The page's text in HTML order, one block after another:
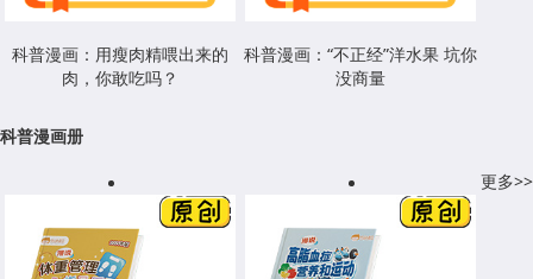
科普漫画：用瘦肉精喂出来的
肉，你敢吃吗？
科普漫画：“不正经”洋水果 坑你
没商量
科普漫画册
更多>>